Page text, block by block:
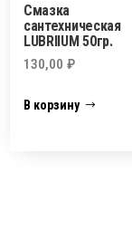
Смазка
сантехническая
LUBRIIUM 50гр.
130,00₽
В корзину